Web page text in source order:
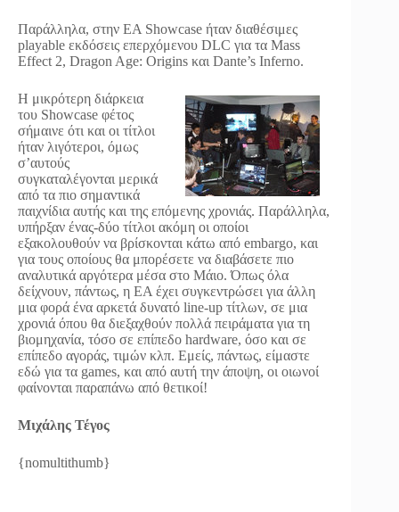
Παράλληλα, στην EA Showcase ήταν διαθέσιμες
playable εκδόσεις επερχόμενου DLC για τα Mass
Effect 2, Dragon Age: Origins και Dante’s Inferno.
Η μικρότερη διάρκεια
του Showcase φέτος
σήμαινε ότι και οι τίτλοι
ήταν λιγότεροι, όμως
σ’αυτούς
συγκαταλέγονται μερικά
από τα πιο σημαντικά
παιχνίδια αυτής και της επόμενης χρονιάς. Παράλληλα,
υπήρξαν ένας-δύο τίτλοι ακόμη οι οποίοι
εξακολουθούν να βρίσκονται κάτω από embargo, και
για τους οποίους θα μπορέσετε να διαβάσετε πιο
αναλυτικά αργότερα μέσα στο Μάιο. Όπως όλα
δείχνουν, πάντως, η EA έχει συγκεντρώσει για άλλη
μια φορά ένα αρκετά δυνατό line-up τίτλων, σε μια
χρονιά όπου θα διεξαχθούν πολλά πειράματα για τη
βιομηχανία, τόσο σε επίπεδο hardware, όσο και σε
επίπεδο αγοράς, τιμών κλπ. Εμείς, πάντως, είμαστε
εδώ για τα games, και από αυτή την άποψη, οι οιωνοί
φαίνονται παραπάνω από θετικοί!
Μιχάλης Τέγος
{nomultithumb}